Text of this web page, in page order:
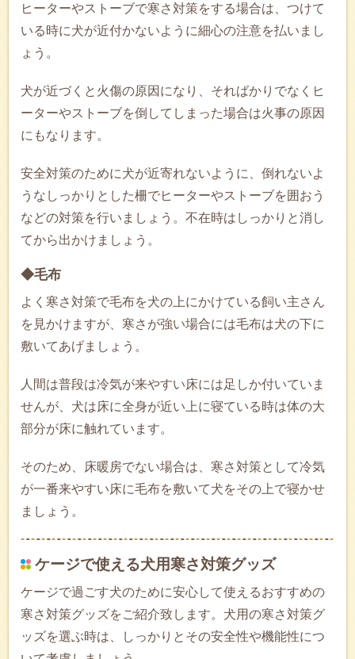
ヒーターやストーブで寒さ対策をする場合は、つけて
いる時に犬が近付かないように細心の注意を払いまし
ょう。
犬が近づくと火傷の原因になり、そればかりでなくヒ
ーターやストーブを倒してしまった場合は火事の原因
にもなります。
安全対策のために犬が近寄れないように、倒れないよ
うなしっかりとした柵でヒーターやストーブを囲おう
などの対策を行いましょう。不在時はしっかりと消し
てから出かけましょう。
◆毛布
よく寒さ対策で毛布を犬の上にかけている飼い主さん
を見かけますが、寒さが強い場合には毛布は犬の下に
敷いてあげましょう。
人間は普段は冷気が来やすい床には足しか付いていま
せんが、犬は床に全身が近い上に寝ている時は体の大
部分が床に触れています。
そのため、床暖房でない場合は、寒さ対策として冷気
が一番来やすい床に毛布を敷いて犬をその上で寝かせ
ましょう。
ケージで使える犬用寒さ対策グッズ
ケージで過ごす犬のために安心して使えるおすすめの
寒さ対策グッズをご紹介致します。犬用の寒さ対策グ
ッズを選ぶ時は、しっかりとその安全性や機能性につ